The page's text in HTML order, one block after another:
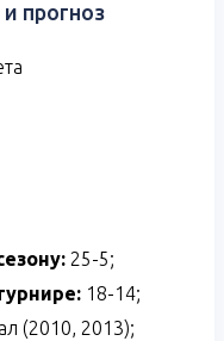
прогноз
25-5;
18-14;
(2010, 2013);